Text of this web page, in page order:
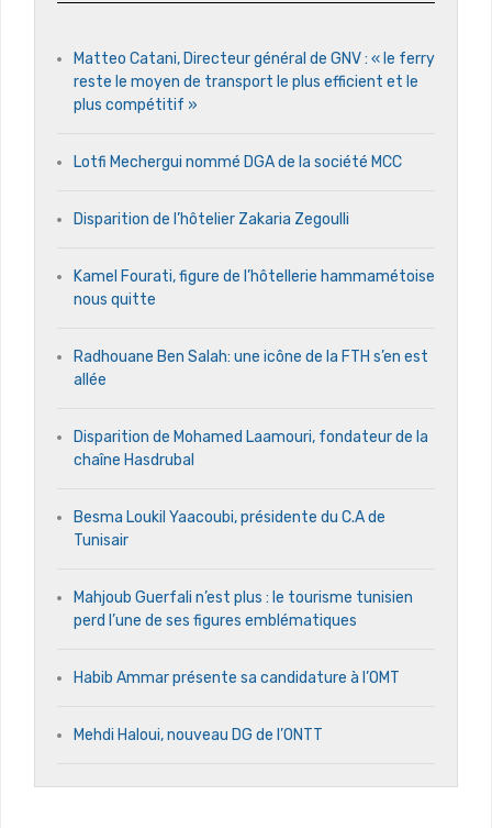
Matteo Catani, Directeur général de GNV : « le ferry
reste le moyen de transport le plus efficient et le
plus compétitif »
Lotfi Mechergui nommé DGA de la société MCC
Disparition de l’hôtelier Zakaria Zegoulli
Kamel Fourati, figure de l’hôtellerie hammamétoise
nous quitte
Radhouane Ben Salah: une icône de la FTH s’en est
allée
Disparition de Mohamed Laamouri, fondateur de la
chaîne Hasdrubal
Besma Loukil Yaacoubi, présidente du C.A de
Tunisair
Mahjoub Guerfali n’est plus : le tourisme tunisien
perd l’une de ses figures emblématiques
Habib Ammar présente sa candidature à l’OMT
Mehdi Haloui, nouveau DG de l’ONTT